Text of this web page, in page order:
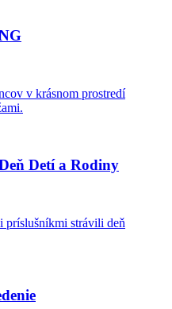
v krásnom prostredí
Detí a Rodiny
príslušníkmi strávili deň